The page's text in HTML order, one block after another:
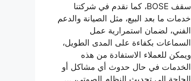
سقف BOSE، كما نقدم في شركتنا
خدمات ما بعد البيع، مثل الصيانة والدعم
الفني، لضمان استمرارية عمل
السماعات بكفاءة على المدى الطويل،
ويمكن للعملاء الاستفادة من هذه
الخدمات في حال حدوث أي مشاكل أو